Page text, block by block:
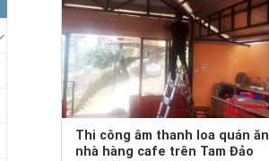
Thi công âm thanh loa quán ăn
nhà hàng cafe trên Tam Đảo